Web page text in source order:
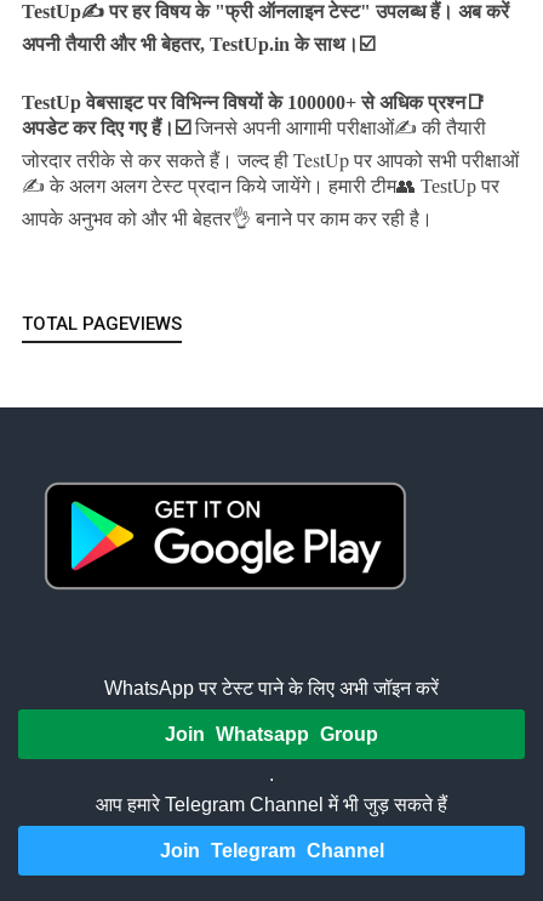
TestUp✍️ पर हर विषय के "फ्री ऑनलाइन टेस्ट" उपलब्ध हैं। अब करें
अपनी तैयारी और भी बेहतर, TestUp.in के साथ।☑️
TestUp वेबसाइट पर विभिन्न विषयों के 100000+ से अधिक प्रश्न📑
अपडेट कर दिए गए हैं। ☑️ जिनसे अपनी आगामी परीक्षाओं✍️ की तैयारी
जोरदार तरीके से कर सकते हैं।जल्द ही TestUp पर आपको सभी परीक्षाओं
✍️ के अलग अलग टेस्ट प्रदान किये जायेंगे। हमारी टीम👥 TestUp पर
आपके अनुभव को और भी बेहतर👌 बनाने पर काम कर रही है।
TOTAL PAGEVIEWS
WhatsApp पर टेस्ट पाने के लिए अभी जॉइन करें
Join Whatsapp Group
.
आप हमारे Telegram Channel में भी जुड़ सकते हैं
Join Telegram Channel